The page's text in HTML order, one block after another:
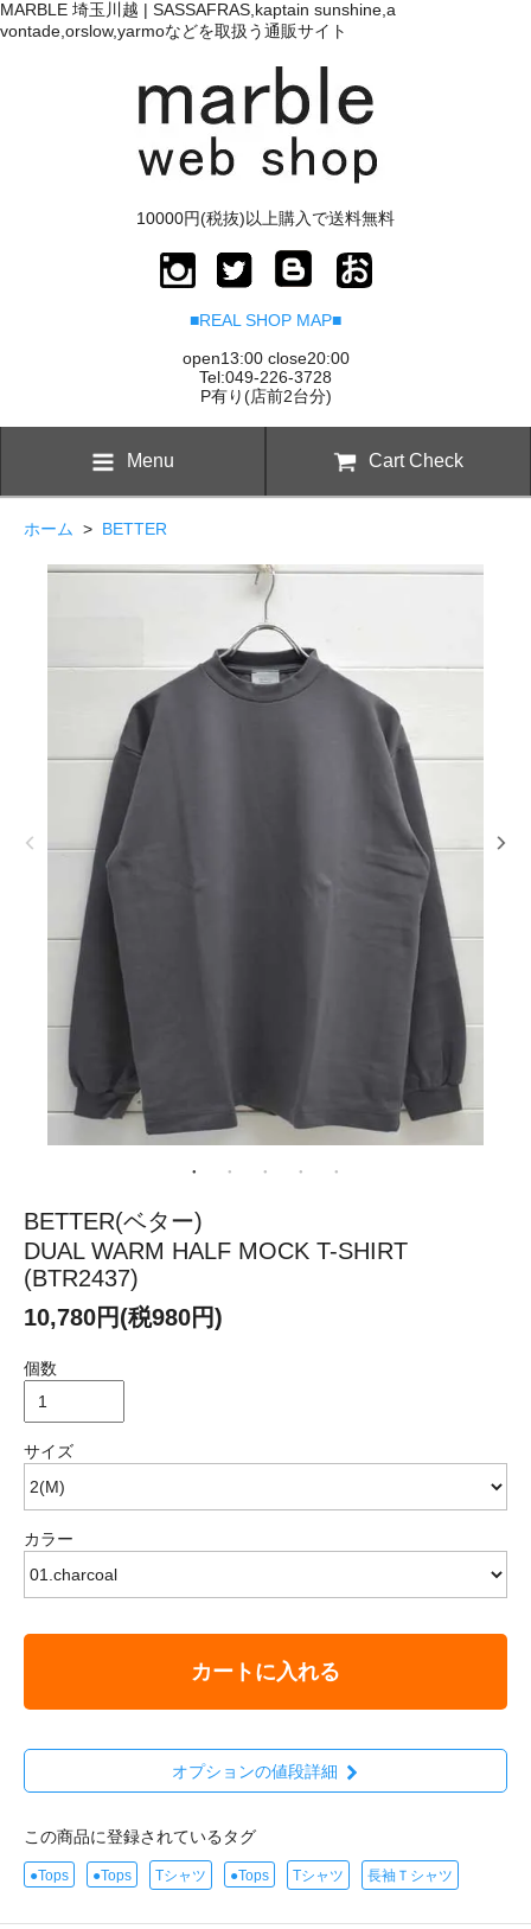
MARBLE 埼玉川越 | SASSAFRAS,kaptain sunshine,a
vontade,orslow,yarmoなどを取扱う通販サイト
10000円(税抜)以上購入で送料無料
■REAL SHOP MAP■
open13:00 close20:00
Tel:049-226-3728
P有り(店前2台分)
Menu Cart Check
ホーム > BETTER
BETTER(ベター)
DUAL WARM HALF MOCK T-SHIRT
(BTR2437)
10,780円(税980円)
個数
サイズ
カラー
カートに入れる
オプションの値段詳細
この商品に登録されているタグ
●Tops ●Tops Tシャツ ●Tops Tシャツ 長袖Ｔシャツ